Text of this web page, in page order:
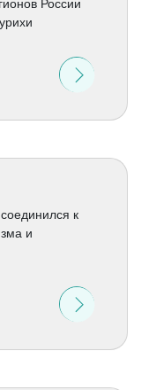
России
к
и